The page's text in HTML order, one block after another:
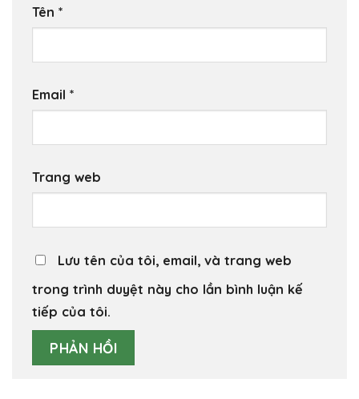
Tên *
Email *
Trang web
Lưu tên của tôi, email, và trang web
trong trình duyệt này cho lần bình luận kế
tiếp của tôi.